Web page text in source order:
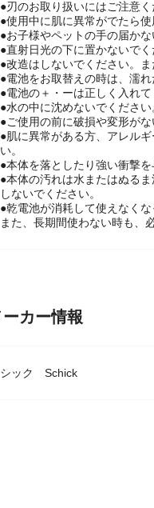
●ご使用前に同梱の取扱説明
●刃のお取り扱いにはご注意く
●使用中に肌に異常がでたら
●お子様やペットの手の届か
●直射日光の下に置かないで
●改造はしないでください。
●電池をお取替えの時は、濡
●電池の＋・ーは正しく入れ
●水の中に沈めないでくださ
●ご使用の前に破損や変形が
●肌に異常がある方、アレル
い。
●本体を落としたり強い衝撃
●本体の汚れは水またはぬる
しないでください。
●乾電池が消耗して使えなく